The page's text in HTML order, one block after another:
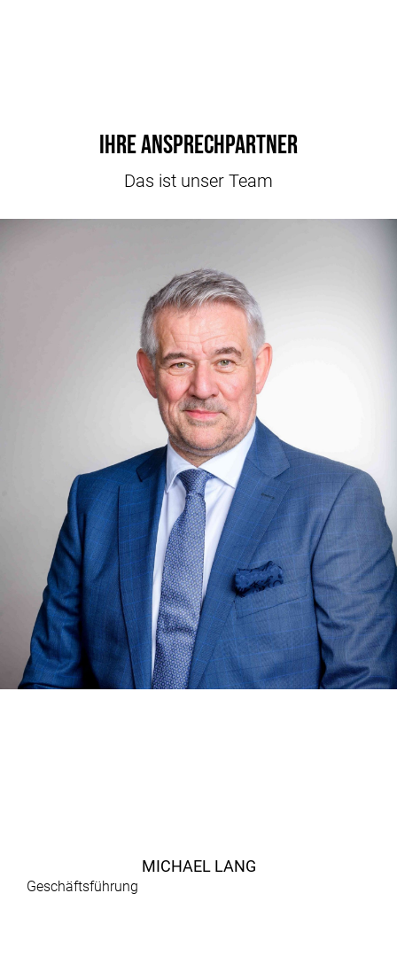
Ihre Ansprechpartner
Das ist unser Team
MICHAEL LANG
Geschäftsführung